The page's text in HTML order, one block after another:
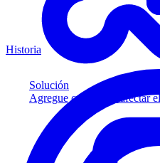
Solución
Agregue crédito sin afectar
Historia